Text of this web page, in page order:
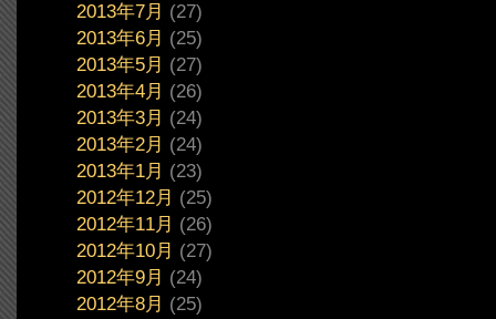
2013年7月 (27)
2013年6月 (25)
2013年5月 (27)
2013年4月 (26)
2013年3月 (24)
2013年2月 (24)
2013年1月 (23)
2012年12月 (25)
2012年11月 (26)
2012年10月 (27)
2012年9月 (24)
2012年8月 (25)